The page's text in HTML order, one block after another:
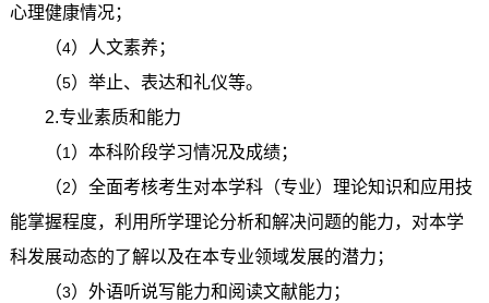
心理健康情况；
（4）人文素养；
（5）举止、表达和礼仪等。
2.专业素质和能力
（1 ）本科阶段学习情况及成绩；
（2）全面考核考生对本学科（专业）理论知识和应用技
能掌握程度，利用所学理论分析和解决问题的能力，对本学
科发展动态的了解以及在本专业领域发展的潜力；
（3）外语听说写能力和阅读文献能力；